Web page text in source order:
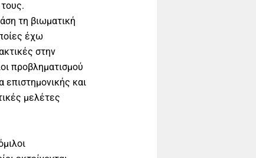
τη βιωματική
έχω
στην
προβληματισμού
και
μελέτες